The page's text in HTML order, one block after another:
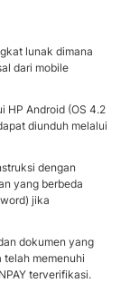
lunak dimana
dari mobile
HP Android (OS 4.2
diunduh melalui
dengan
yang berbeda
jika
dokumen yang
telah memenuhi
terverifikasi.